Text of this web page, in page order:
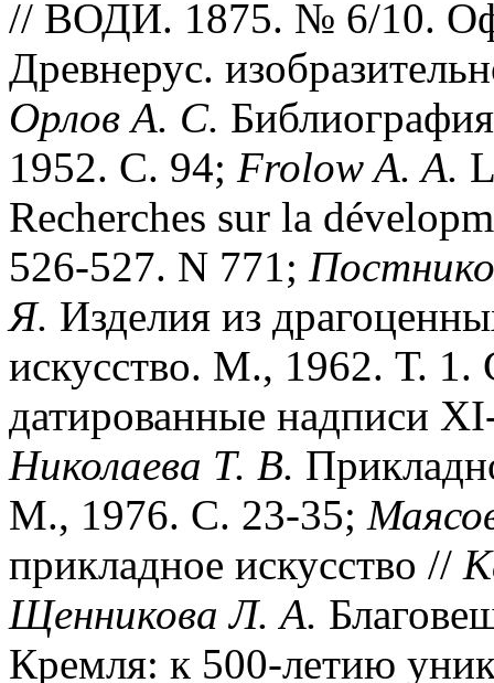
// ВОДИ. 1875. № 6/10.
Древнерус.
Орлов А. С.
1952. С. 94; Frolow A. A.
Recherches sur la
526-527. N 771;
Я. Изделия из
искусство. М., 1962. Т.
датированные надписи
Николаева Т. В.
М., 1976. С. 23-35;
прикладное искусство //
Щенникова Л. А.
Кремля: к 500-летию